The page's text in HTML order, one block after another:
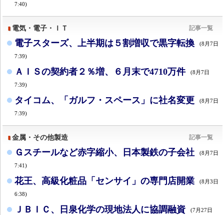
7:40)
電気・電子・ＩＴ 記事一覧
電子スターズ、上半期は５割増収で黒字転換 (8月7日
7:39)
ＡＩＳの契約者２％増、６月末で4710万件 (8月7日
7:39)
タイコム、「ガルフ・スペース」に社名変更 (8月7日
7:39)
金属・その他製造 記事一覧
Ｇスチールなど赤字縮小、日本製鉄の子会社 (8月7日
7:41)
花王、高級化粧品「センサイ」の専門店開業 (8月3日
6:38)
ＪＢＩＣ、日泉化学の現地法人に協調融資 (7月27日